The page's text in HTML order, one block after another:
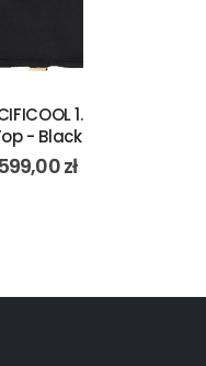
L/S BZ